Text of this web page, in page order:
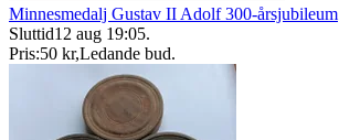
Minnesmedalj Gustav II Adolf 300-årsjubileum
Sluttid12 aug 19:05.
Pris:50 kr,Ledande bud.